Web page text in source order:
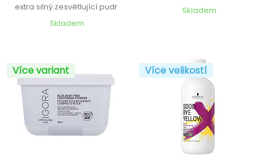
extra silný zesvětlující pudr
Skladem
Skladem
Více variant Více velikostí